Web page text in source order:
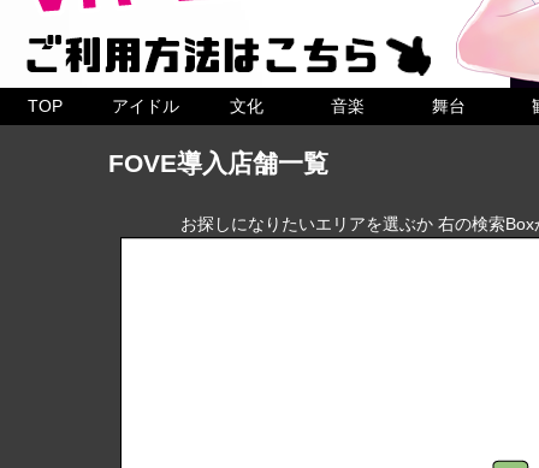
TOP アイドル 文化 音楽 舞台
FOVE導入店舗一覧
お探しになりたいエリアを選ぶか 右の検索